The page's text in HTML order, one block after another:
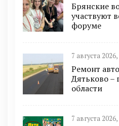
Брянские
участвуют
форуме
7 августа
Ремонт
Дятьково –
области
7 августа